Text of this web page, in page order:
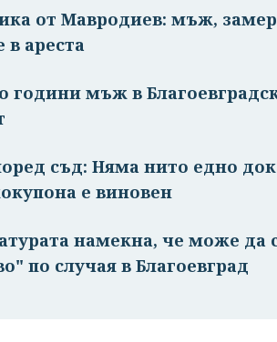
от Мавродиев: мъж,
ареста
години мъж в
съд: Няма нито едно
е виновен
намекна, че може да
по случая в Благоевград